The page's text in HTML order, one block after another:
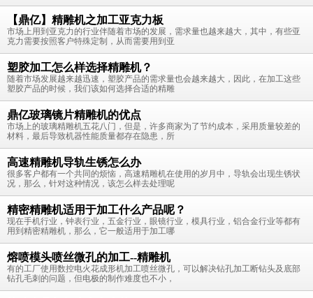
【鼎亿】精雕机之加工亚克力板
市场上用到亚克力的行业伴随着市场的发展，需求量也越来越大，其中，有些亚
克力需要按照客户特殊定制，从而需要用到亚
塑胶加工怎么样选择精雕机？
随着市场发展越来越迅速，塑胶产品的需求量也会越来越大，因此，在加工这些
塑胶产品的时候，我们该如何选择合适的精雕
鼎亿玻璃镜片精雕机的优点
市场上的玻璃精雕机五花八门，但是，许多商家为了节约成本，采用质量较差的
材料，最后导致机器性能质量都存在隐患，所
高速精雕机导轨生锈怎么办
很多客户都有一个共同的烦恼，高速精雕机在使用的岁月中，导轨会出现生锈状
况，那么，针对这种情况，该怎么样去处理呢
精密精雕机适用于加工什么产品呢？
现在手机行业，钟表行业，五金行业，眼镜行业，模具行业，铝合金行业等都有
用到精密精雕机，那么，它一般适用于加工哪
熔喷模头喷丝微孔的加工--精雕机
有的工厂使用数控电火花成形机加工喷丝微孔，可以解决钻孔加工断钻头及底部
钻孔毛刺的问题，但电极的制作难度也不小，